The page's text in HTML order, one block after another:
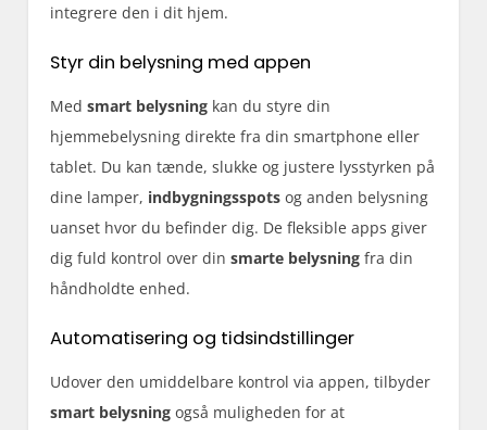
integrere den i dit hjem.
Styr din belysning med appen
Medsmart belysning kan du styre din
hjemmebelysning direkte fra din smartphone eller
tablet. Du kan tænde, slukke og justere lysstyrken på
dine lamper, indbygningsspots og anden belysning
uanset hvor du befinder dig. De fleksible apps giver
dig fuld kontrol over dinsmarte belysning fra din
håndholdte enhed.
Automatisering og tidsindstillinger
Udover den umiddelbare kontrol via appen, tilbyder
smart belysning også muligheden for at